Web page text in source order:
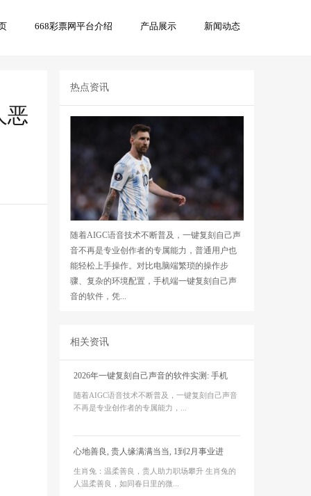
668彩票网平台介绍 产品展示 新闻动态
恶
热点资讯
随着AIGC语音技术不断普及，一键复刻自己声
音不再是专业创作者的专属能力，普通用户也
能轻松上手操作。对比电脑端繁琐的操作步
骤、复杂的环境配置，手机端一键复刻自己声
音的软件，凭...
相关资讯
2026年一键复刻自己声音的软件实测: 手机
随着AIGC语音技术不断普及，一键复刻自己声音
不再是专业创作者的专属能力，...
心地善良, 贵人缘满满当当, 1到2月事业进
生肖兔：温柔善良，贵人助力职场攀升 生肖兔的
人温柔善良，如同春日里的微...